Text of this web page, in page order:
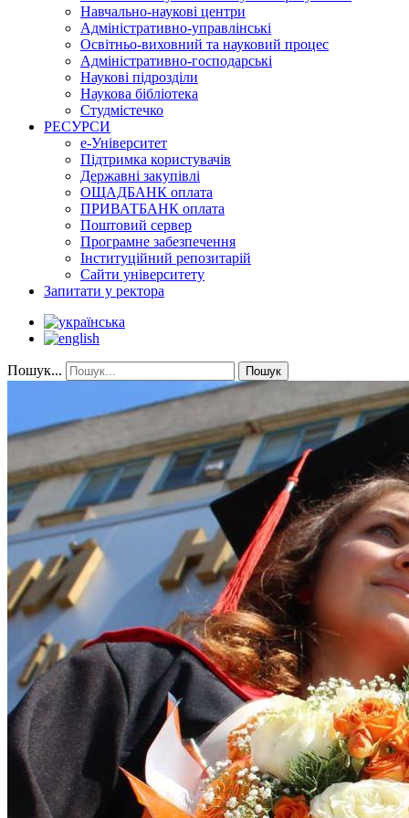
Навчально-наукові центри
Адміністративно-управлінські
Освітньо-виховний та науковий процес
Адміністративно-господарські
Наукові підрозділи
Наукова бібліотека
Студмістечко
РЕСУРСИ
е-Університет
Підтримка користувачів
Державні закупівлі
ОЩАДБАНК оплата
ПРИВАТБАНК оплата
Поштовий сервер
Програмне забезпечення
Інституційний репозитарій
Сайти університету
Запитати у ректора
Пошук... Пошук